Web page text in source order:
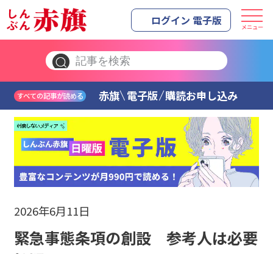
ログイン 電子版 メニュー
すべての記事が読める 赤旗 電子版 購読お申し込み
2026年6月11日
緊急事態条項の創設 参考人は必要